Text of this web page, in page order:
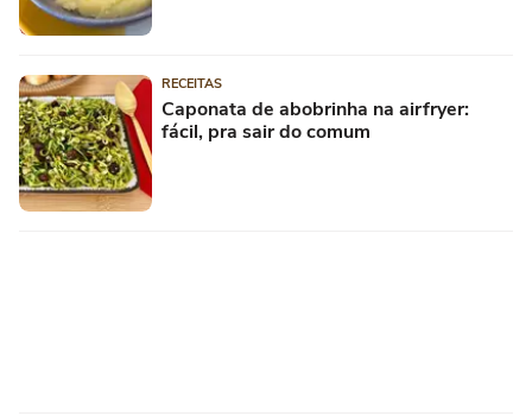
RECEITAS
Caponata de abobrinha na airfryer:
fácil, pra sair do comum